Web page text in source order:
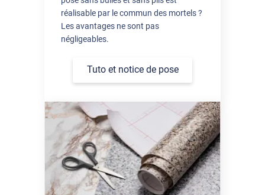
réalisable par le commun des mortels ?
Les avantages ne sont pas
négligeables.
Tuto et notice de pose